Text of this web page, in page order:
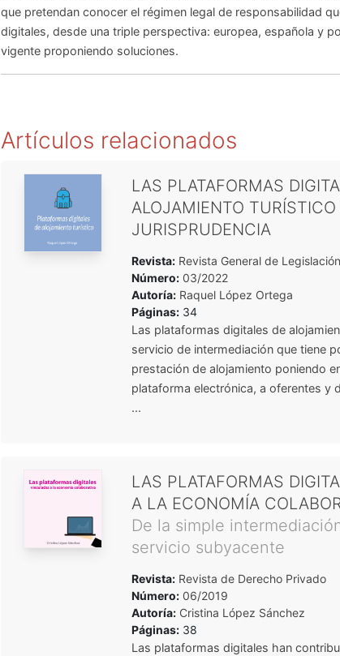
que pretendan conocer el régimen legal de responsabilidad
digitales, desde una triple perspectiva: europea, española y
vigente proponiendo soluciones.
Artículos relacionados
LAS PLATAFORMAS
ALOJAMIENTO
JURISPRUDENCIA
Revista:Revista General de
Número:03/2022
Autoría: Raquel López Ortega
Páginas:34
Las plataformas digitales de
servicio de intermediación que tiene
prestación de alojamiento poniendo
plataforma electrónica, a oferentes y
...
LAS PLATAFORMAS
A LA ECONOMÍA
De la simple
servicio subyacente
Revista:Revista de Derecho Privado
Número:06/2019
Autoría: Cristina López Sánchez
Páginas:38
Las plataformas digitales han